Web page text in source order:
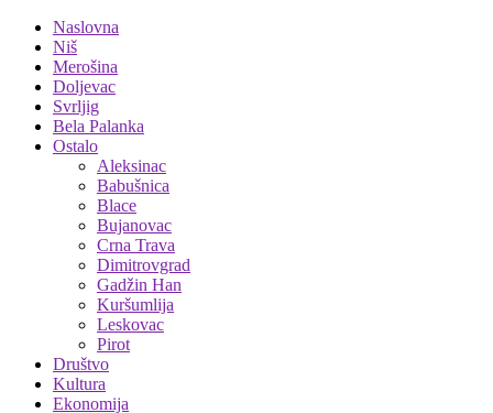
Naslovna
Niš
Merošina
Doljevac
Svrljig
Bela Palanka
Ostalo
Aleksinac
Babušnica
Blace
Bujanovac
Crna Trava
Dimitrovgrad
Gadžin Han
Kuršumlija
Leskovac
Pirot
Društvo
Kultura
Ekonomija